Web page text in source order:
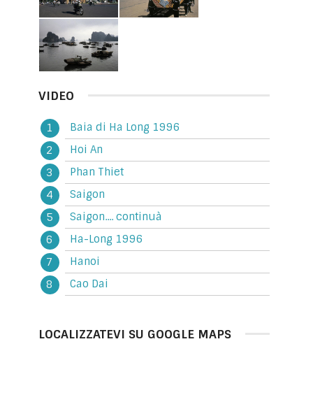
VIDEO
Baia di Ha Long 1996
Hoi An
Phan Thiet
Saigon
Saigon.... continuà
Ha-Long 1996
Hanoi
Cao Dai
LOCALIZZATEVI SU GOOGLE MAPS